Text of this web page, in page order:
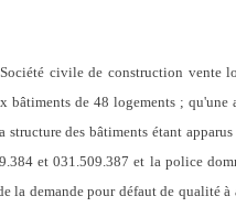
civile de construction vente
de 48 logements ; qu'une
des bâtiments étant
et 031.509.387 et la police
demande pour défaut de qualité